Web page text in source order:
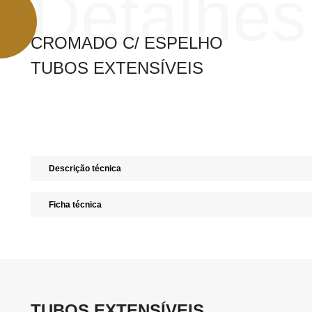
Detalhes
CROMADO C/ ESPELHO
TUBOS EXTENSÍVEIS
Descrição técnica
Ficha técnica